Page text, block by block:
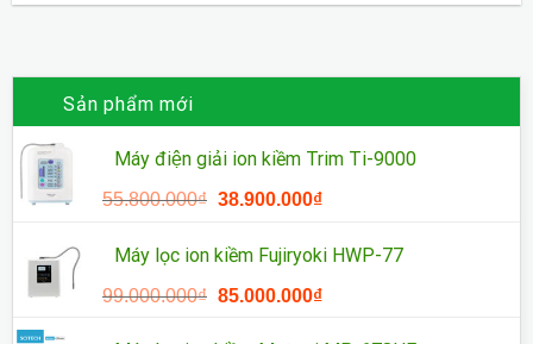
Sản phẩm mới
Máy điện giải ion kiềm Trim Ti-9000
55.800.000₫ Giá
là:
55.800.000₫.
38.900.000₫Giá
tại
38.900.000₫.
Máy lọc ion kiềm Fujiryoki HWP-77
99.000.000₫ Giá
85.000.000₫Giá